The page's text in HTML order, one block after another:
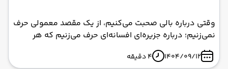
وقتی درباره بالی صحبت می‌کنیم، از یک مقصد معمولی حرف
نمی‌زنیم؛ درباره جزیره‌ای افسانه‌ای حرف می‌زنیم که هر
گوشه‌اش انگار از دل یک فیلم سینمایی بیرون آمده است.
جایی که طبیعت با تمام توانش خودنمایی می‌کند و فرهنگ
1404/09/12 4 دقیقه